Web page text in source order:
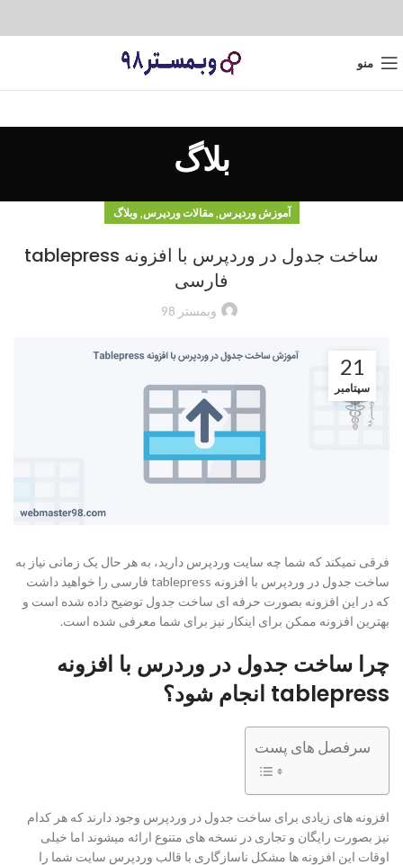
منو
بلاگ
آموزش وردپرس,مقالات وردپرس,وبلاگ
ساخت جدول در وردپرس با افزونه tablepress
فارسی
وبمستر 98
21
سپتامبر
فرقی نمیکند که شما چه سایت وردپرس دارید، به هر حال یک زمانی نیاز به
ساخت جدول در وردپرس با افزونه tablepress فارسی را خواهید داشت
که در این افزونه بصورت حرفه ای ساخت جدول توضیح داده شده است و
بهترین افزونه ممکن برای اینکار نیز برای شما معرفی شده است.
چرا ساخت جدول در وردرس با افزونه
tablepress انجام شود؟
سرفصل های پست
افزونه های زیادی برای ساخت جدول در وردپرس وجود دارند که هر کدام
نیز بصورت رایگان و تجاری در نسخه های متنوع ارائه میشوند اما خیلی
اوقات این افزونه ها مشکل ناسازگاری با قالب وردپرس سایت شما را